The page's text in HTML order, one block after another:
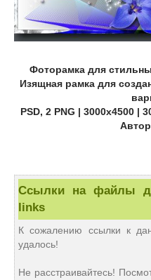
Фоторамка для
Изящная рамка для
PSD, 2 PNG | 3000x4500 |
Ссылки на файлы
links
К сожалению ссылки к
удалось!
Не расстраивайтесь!